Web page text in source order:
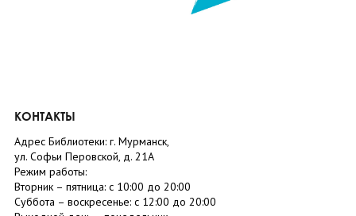
КОНТАКТЫ
Адрес Библиотеки: г. Мурманск,
ул. Софьи Перовской, д. 21А
Режим работы:
Вторник – пятница: с 10:00 до 20:00
Суббота – воскресенье: c 12:00 до 20:00